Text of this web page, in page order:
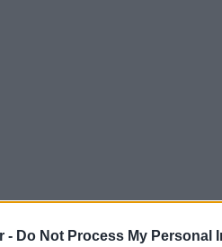
- Do Not Process My Personal